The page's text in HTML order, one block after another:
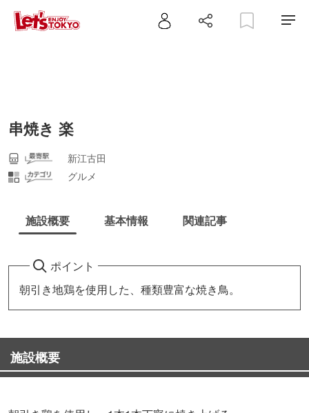
串焼き 楽
新江古田
グルメ
施設概要 基本情報 関連記事
ポイント
朝引き地鶏を使用した、種類豊富な焼き鳥。
施設概要